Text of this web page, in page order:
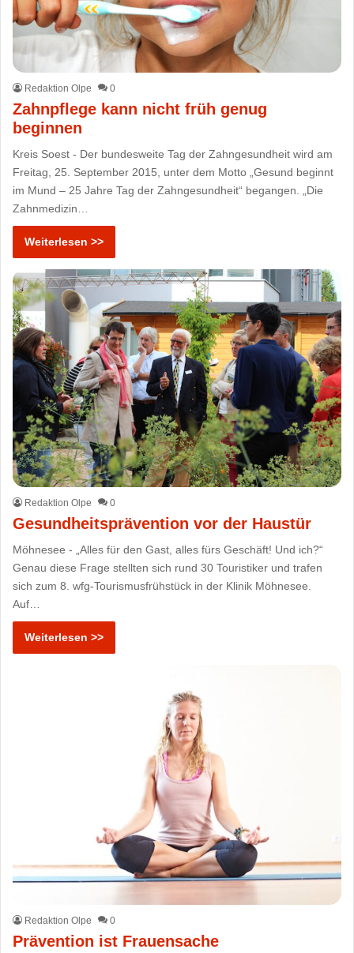
Redaktion Olpe 0
Zahnpflege kann nicht früh genug
beginnen
Kreis Soest - Der bundesweite Tag der Zahngesundheit wird am
Freitag, 25. September 2015, unter dem Motto „Gesund beginnt
im Mund – 25 Jahre Tag der Zahngesundheit“ begangen. „Die
Zahnmedizin…
Weiterlesen >>
Redaktion Olpe 0
Gesundheitsprävention vor der Haustür
Möhnesee - „Alles für den Gast, alles fürs Geschäft! Und ich?“
Genau diese Frage stellten sich rund 30 Touristiker und trafen
sich zum 8. wfg-Tourismusfrühstück in der Klinik Möhnesee.
Auf…
Weiterlesen >>
Redaktion Olpe 0
Prävention ist Frauensache